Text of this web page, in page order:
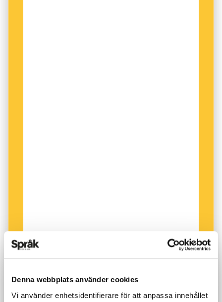
Denna webbplats använder cookies
Vi använder enhetsidentifierare för att anpassa innehållet